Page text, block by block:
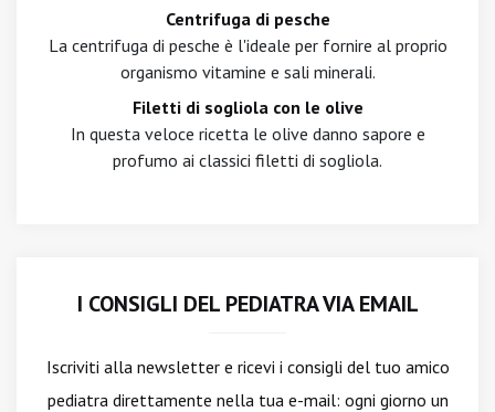
Centrifuga di pesche
La centrifuga di pesche è l'ideale per fornire al proprio
organismo vitamine e sali minerali.
Filetti di sogliola con le olive
In questa veloce ricetta le olive danno sapore e
profumo ai classici filetti di sogliola.
I CONSIGLI DEL PEDIATRA VIA EMAIL
Iscriviti alla newslettere ricevi i consigli del tuo amico
pediatra direttamente nella tua e-mail: ogni giorno un